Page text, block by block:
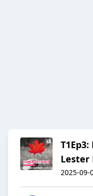
Lester
2025-09-